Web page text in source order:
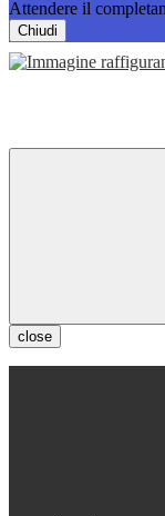
Attendere il
Chiudi
close